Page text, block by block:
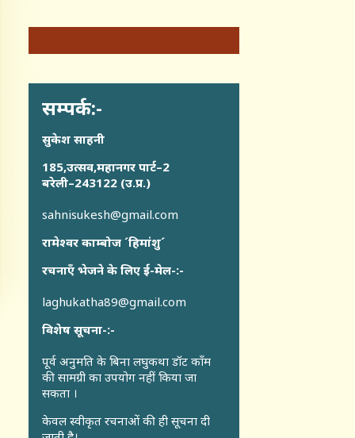
सम्पर्क:-
सुकेश साहनी
185,उत्सव,महानगर पार्ट–2
बरेली–243122 (उ.प्र.)
sahnisukesh@gmail.com
रामेश्वर काम्बोज ´हिमांशु´
रचनाएँ भेजने के लिए ई-मेल-:-
laghukatha89@gmail.com
विशेष सूचना-:-
पूर्व अनुमति के बिना लघुकथा डॉट कॉंम
की सामग्री का उपयोग नहीं किया जा
सकता ।
केवल स्वीकृत रचनाओं की ही सूचना दी